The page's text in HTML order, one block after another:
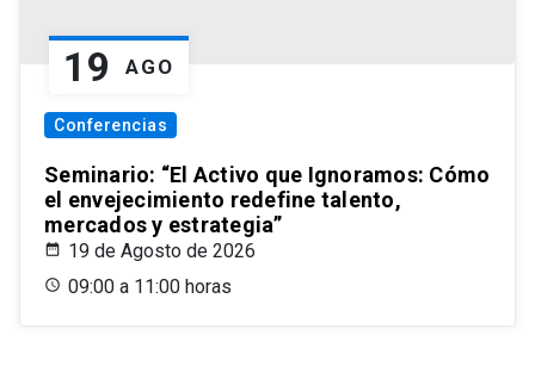
19 AGO
Conferencias
Seminario: “El Activo que Ignoramos: Cómo
el envejecimiento redefine talento,
mercados y estrategia”
19 de Agosto de 2026
09:00 a 11:00 horas